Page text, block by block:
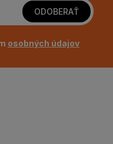
ODOBERAŤ
osobných údajov